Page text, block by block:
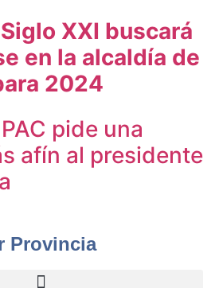
XXI buscará
en la alcaldía de
2024
pide una
afín al presidente
Provincia